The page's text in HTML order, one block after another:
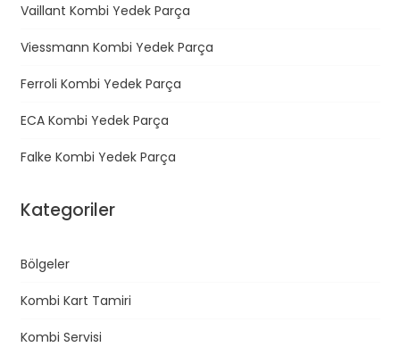
Vaillant Kombi Yedek Parça
Viessmann Kombi Yedek Parça
Ferroli Kombi Yedek Parça
ECA Kombi Yedek Parça
Falke Kombi Yedek Parça
Kategoriler
Bölgeler
Kombi Kart Tamiri
Kombi Servisi